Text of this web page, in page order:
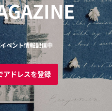
ベント情報配信中
アドレスを登録